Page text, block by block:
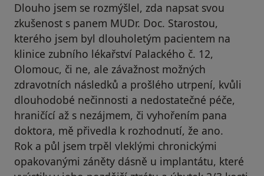
Dlouho jsem se rozmýšlel, zda napsat svou
zkušenost s panem MUDr. Doc. Starostou,
kterého jsem byl dlouholetým pacientem na
klinice zubního lékařství Palackého č. 12,
Olomouc, či ne, ale závažnost možných
zdravotních následků a prošlého utrpení, kvůli
dlouhodobé nečinnosti a nedostatečné péče,
hraničící až s nezájmem, či vyhořením pana
doktora, mě přivedla k rozhodnutí, že ano.
Rok a půl jsem trpěl vleklými chronickými
opakovanými záněty dásně u implantátu, které